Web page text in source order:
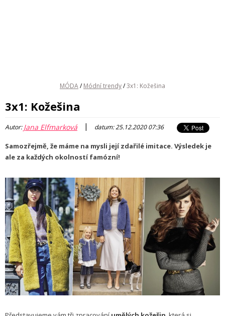
MÓDA/ Módní trendy/3x1: Kožešina
3x1: Kožešina
Autor:Jana Elfmarková | datum: 25.12.2020 07:36
Samozřejmě, že máme na mysli její zdařilé imitace. Výsledek je
ale za každých okolností famózní!